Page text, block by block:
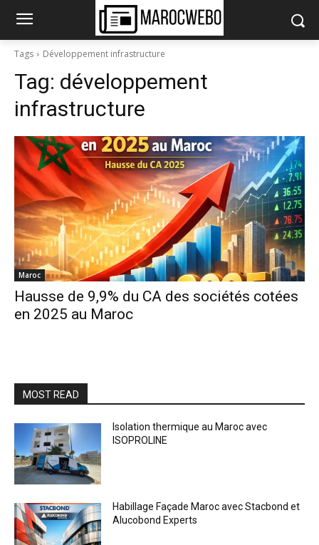
Tags Développement infrastructure
Tag: développement
infrastructure
Maroc
Hausse de 9,9% du CA des sociétés cotées
en 2025 au Maroc
MOST READ
Isolation thermique au Maroc avec
ISOPROLINE
Habillage Façade Maroc avec Stacbond et
Alucobond Experts